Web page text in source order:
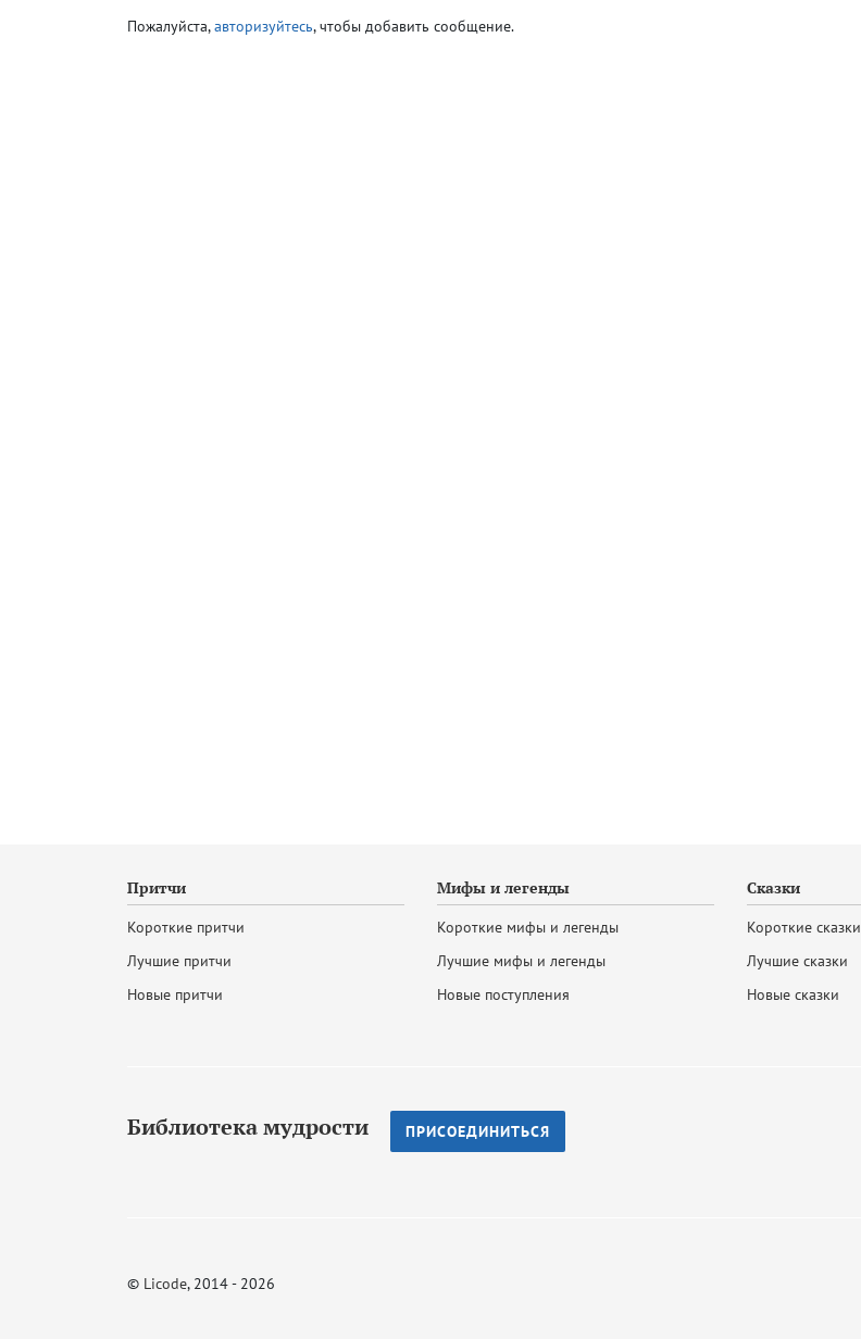
Пожалуйста,авторизуйтесь, чтобы добавить сообщение.
Притчи
Короткие притчи
Лучшие притчи
Новые притчи
Мифы и легенды
Короткие мифы и легенды
Лучшие мифы и легенды
Новые поступления
Сказки
Короткие сказки
Лучшие сказки
Новые сказки
Библиотека мудрости ПРИСОЕДИНИТЬСЯ
© Licode, 2014 - 2026